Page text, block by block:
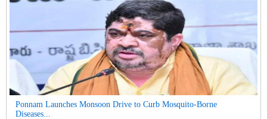
Ponnam Launches Monsoon Drive to Curb Mosquito-Borne
Diseases...